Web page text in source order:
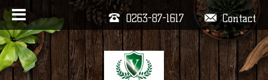
Contact
0263-87-1617